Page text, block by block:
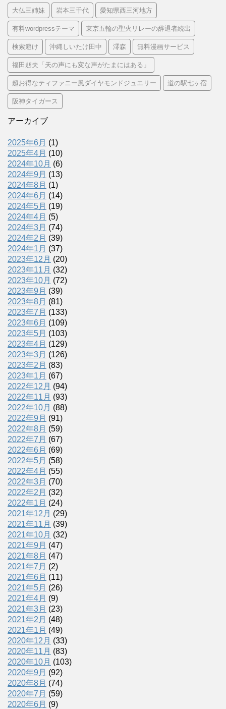
大仏三姉妹 岩本三千代 愛知県西三河地方
有料wordpressテーマ 東京五輪の聖火リレーの辞退者続出
検索避け 沖縄しいたけ田中 澪森 無料漫画サービス
福田赳夫「天の声にも変な声がたまにはある」
超お得なティファニー風ダイヤモンドジュエリー 道の駅七ヶ宿
阪神タイガース
アーカイブ
2025年6月 (1)
2025年4月 (10)
2024年10月 (6)
2024年9月 (13)
2024年8月 (1)
2024年6月 (14)
2024年5月 (19)
2024年4月 (5)
2024年3月 (74)
2024年2月 (39)
2024年1月 (37)
2023年12月 (20)
2023年11月 (32)
2023年10月 (72)
2023年9月 (39)
2023年8月 (81)
2023年7月 (133)
2023年6月 (109)
2023年5月 (103)
2023年4月 (129)
2023年3月 (126)
2023年2月 (83)
2023年1月 (67)
2022年12月 (94)
2022年11月 (93)
2022年10月 (88)
2022年9月 (91)
2022年8月 (59)
2022年7月 (67)
2022年6月 (69)
2022年5月 (58)
2022年4月 (55)
2022年3月 (70)
2022年2月 (32)
2022年1月 (24)
2021年12月 (29)
2021年11月 (39)
2021年10月 (32)
2021年9月 (47)
2021年8月 (47)
2021年7月 (2)
2021年6月 (11)
2021年5月 (26)
2021年4月 (9)
2021年3月 (23)
2021年2月 (48)
2021年1月 (49)
2020年12月 (33)
2020年11月 (83)
2020年10月 (103)
2020年9月 (92)
2020年8月 (74)
2020年7月 (59)
2020年6月 (9)